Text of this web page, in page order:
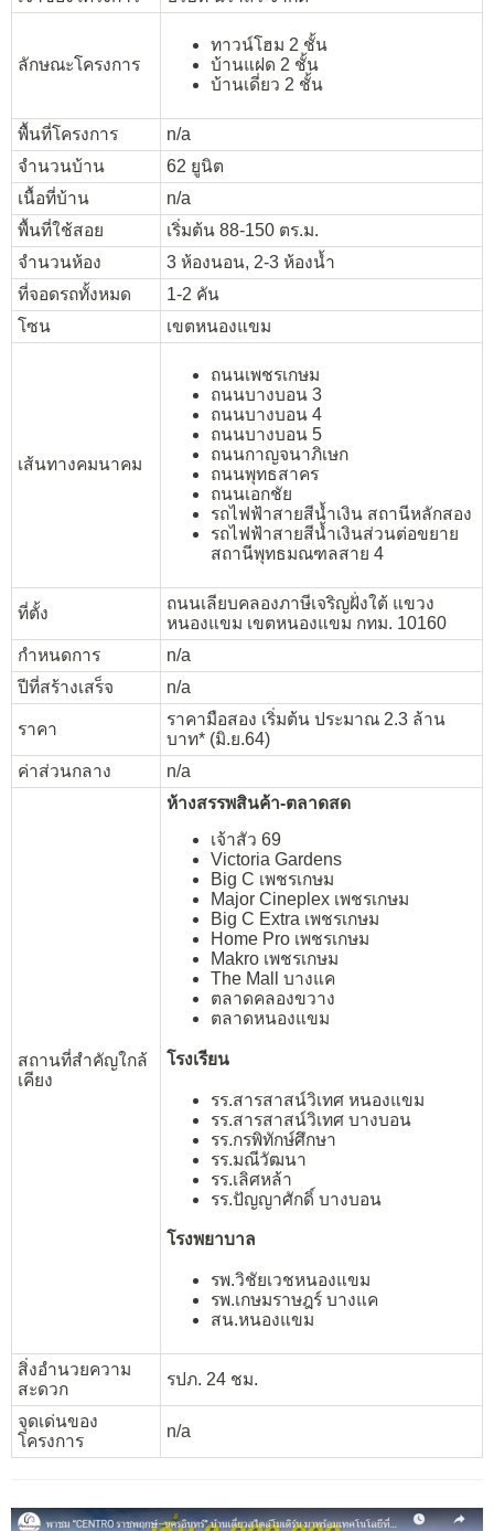
ลักษณะโครงการ
ทาวน์โฮม 2 ชั้น
บ้านแฝด 2 ชั้น
บ้านเดี่ยว 2 ชั้น
พื้นที่โครงการ
n/a
จำนวนบ้าน
62 ยูนิต
เนื้อที่บ้าน
n/a
พื้นที่ใช้สอย
เริ่มต้น 88-150 ตร.ม.
จำนวนห้อง
3 ห้องนอน, 2-3 ห้องน้ำ
ที่จอดรถทั้งหมด
1-2 คัน
โซน
เขตหนองแขม
เส้นทางคมนาคม
ถนนเพชรเกษม
ถนนบางบอน 3
ถนนบางบอน 4
ถนนบางบอน 5
ถนนกาญจนาภิเษก
ถนนพุทธสาคร
ถนนเอกชัย
รถไฟฟ้าสายสีน้ำเงิน สถานีหลักสอง
รถไฟฟ้าสายสีน้ำเงินส่วนต่อขยาย
สถานีพุทธมณฑลสาย 4
ที่ตั้ง
ถนนเลียบคลองภาษีเจริญฝั่งใต้ แขวง
หนองแขม เขตหนองแขม กทม. 10160
กำหนดการ
n/a
ปีที่สร้างเสร็จ
n/a
ราคา
ราคามือสอง เริ่มต้น ประมาณ 2.3 ล้าน
บาท* (มิ.ย.64)
ค่าส่วนกลาง
n/a
สถานที่สำคัญใกล้
เคียง
ห้างสรรพสินค้า-ตลาดสด
เจ้าสัว 69
Victoria Gardens
Big C เพชรเกษม
Major Cineplex เพชรเกษม
Big C Extra เพชรเกษม
Home Pro เพชรเกษม
Makro เพชรเกษม
The Mall บางแค
ตลาดคลองขวาง
ตลาดหนองแขม
โรงเรียน
รร.สารสาสน์วิเทศ หนองแขม
รร.สารสาสน์วิเทศ บางบอน
รร.กรพิทักษ์ศึกษา
รร.มณีวัฒนา
รร.เลิศหล้า
รร.ปัญญาศักดิ์ บางบอน
โรงพยาบาล
รพ.วิชัยเวชหนองแขม
รพ.เกษมราษฎร์ บางแค
สน.หนองแขม
สิ่งอำนวยความ
สะดวก
รปภ. 24 ชม.
จุดเด่นของ
โครงการ
n/a